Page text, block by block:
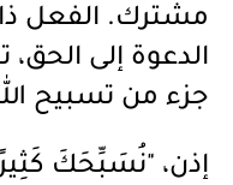
مشترك. الفعل
الدعوة إلى
جزء من تسبيح
إذن، "نُسَبِّحَكَ